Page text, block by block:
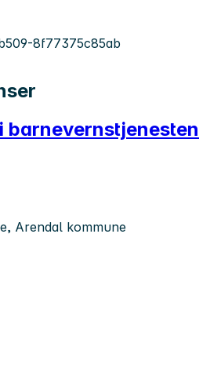
8f77375c85ab
barnevernstjenesten
Arendal kommune